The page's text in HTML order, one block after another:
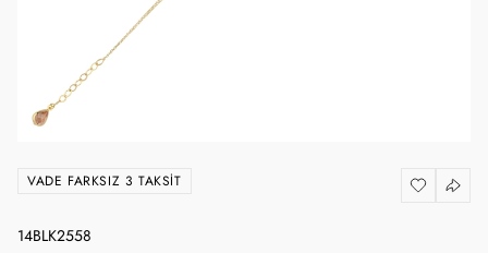
VADE FARKSIZ 3 TAKSIT
14BLK2558